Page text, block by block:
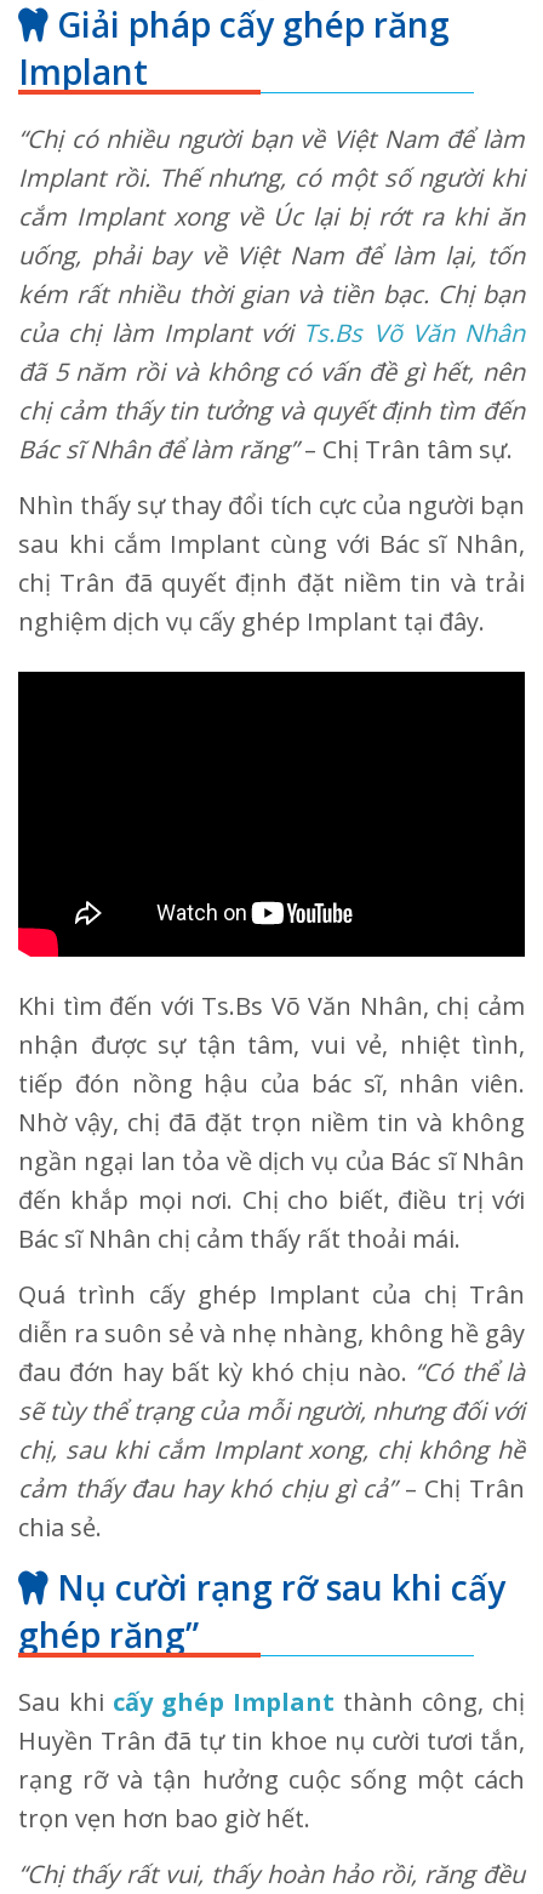
Giải pháp cấy ghép răng
Implant
“Chị có nhiều người bạn về Việt Nam để làm
Implant rồi. Thế nhưng, có một số người khi
cắm Implant xong về Úc lại bị rớt ra khi ăn
uống, phải bay về Việt Nam để làm lại, tốn
kém rất nhiều thời gian và tiền bạc. Chị bạn
của chị làm Implant với Ts.Bs Võ Văn Nhân
đã 5 năm rồi và không có vấn đề gì hết, nên
chị cảm thấy tin tưởng và quyết định tìm đến
Bác sĩ Nhân để làm răng”– Chị Trân tâm sự.
Nhìn thấy sự thay đổi tích cực của người bạn
sau khi cắm Implant cùng với Bác sĩ Nhân,
chị Trân đã quyết định đặt niềm tin và trải
nghiệm dịch vụ cấy ghép Implant tại đây.
Khi tìm đến với Ts.Bs Võ Văn Nhân, chị cảm
nhận được sự tận tâm, vui vẻ, nhiệt tình,
tiếp đón nồng hậu của bác sĩ, nhân viên.
Nhờ vậy, chị đã đặt trọn niềm tin và không
ngần ngại lan tỏa về dịch vụ của Bác sĩ Nhân
đến khắp mọi nơi. Chị cho biết, điều trị với
Bác sĩ Nhân chị cảm thấy rất thoải mái.
Quá trình cấy ghép Implant của chị Trân
diễn ra suôn sẻ và nhẹ nhàng, không hề gây
đau đớn hay bất kỳ khó chịu nào. “Có thể là
sẽ tùy thể trạng của mỗi người, nhưng đối với
chị, sau khi cắm Implant xong, chị không hề
cảm thấy đau hay khó chịu gì cả”– Chị Trân
chia sẻ.
Nụ cười rạng rỡ sau khi cấy
ghép răng”
Sau khi cấy ghép Implant thành công, chị
Huyền Trân đã tự tin khoe nụ cười tươi tắn,
rạng rỡ và tận hưởng cuộc sống một cách
trọn vẹn hơn bao giờ hết.
“Chị thấy rất vui, thấy hoàn hảo rồi, răng đều